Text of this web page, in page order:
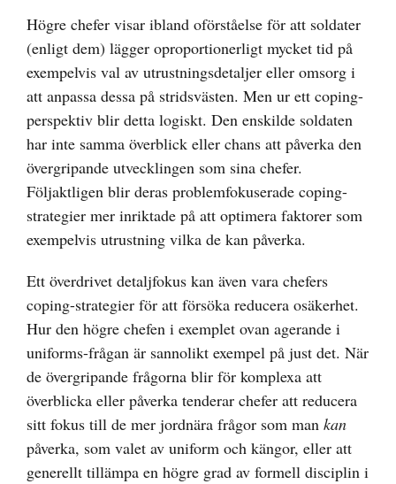
Högre chefer visar ibland oförståelse för att soldater
(enligt dem) lägger oproportionerligt mycket tid på
exempelvis val av utrustningsdetaljer eller omsorg i
att anpassa dessa på stridsvästen. Men ur ett coping-
perspektiv blir detta logiskt. Den enskilde soldaten
har inte samma överblick eller chans att påverka den
övergripande utvecklingen som sina chefer.
Följaktligen blir deras problemfokuserade coping-
strategier mer inriktade på att optimera faktorer som
exempelvis utrustning vilka de kan påverka.
Ett överdrivet detaljfokus kan även vara chefers
coping-strategier för att försöka reducera osäkerhet.
Hur den högre chefen i exemplet ovan agerande i
uniforms-frågan är sannolikt exempel på just det. När
de övergripande frågorna blir för komplexa att
överblicka eller påverka tenderar chefer att reducera
sitt fokus till de mer jordnära frågor som man kan
påverka, som valet av uniform och kängor, eller att
generellt tillämpa en högre grad av formell disciplin i